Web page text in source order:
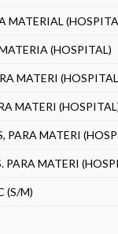
MATERIAL
(HOSPITAL)
MATERI
MATERI
PARA MATERI
PARA MATERI
(S/M)